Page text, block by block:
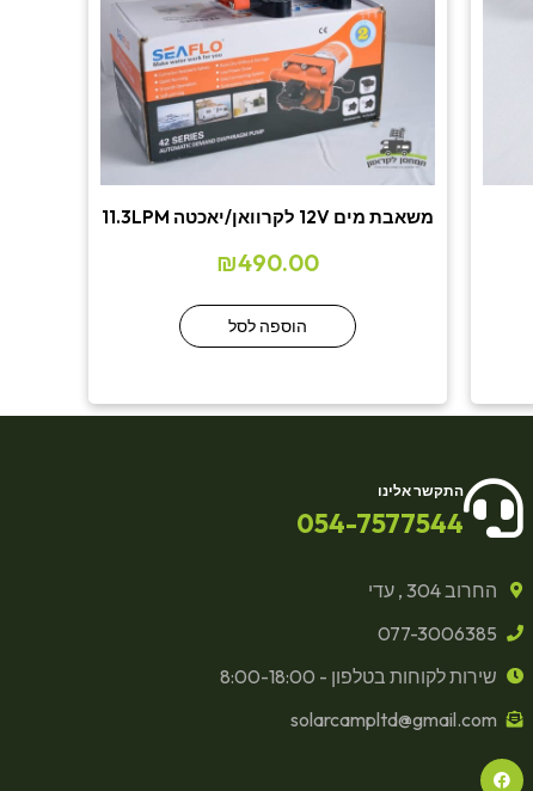
משאבת מים 12V לקרוואן/יאכטה 11.3LPM
₪490.00
הוספה לסל
התקשר אלינו
054-7577544
החרוב 304 , עדי
077-3006385
שירות לקוחות בטלפון - 8:00-18:00
solarcampltd@gmail.com
F
a